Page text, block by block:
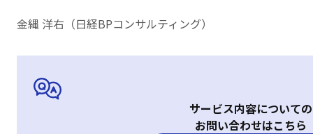
金縄 洋右（日経BPコンサルティング）
サービス内容についての
お問い合わせはこちら